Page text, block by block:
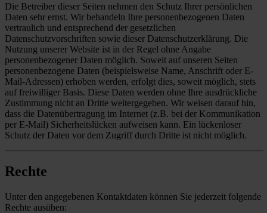
Die Betreiber dieser Seiten nehmen den Schutz Ihrer persönlichen
Daten sehr ernst. Wir behandeln Ihre personenbezogenen Daten
vertraulich und entsprechend der gesetzlichen
Datenschutzvorschriften sowie dieser Datenschutzerklärung. Die
Nutzung unserer Website ist in der Regel ohne Angabe
personenbezogener Daten möglich. Soweit auf unseren Seiten
personenbezogene Daten (beispielsweise Name, Anschrift oder E-
Mail-Adressen) erhoben werden, erfolgt dies, soweit möglich, stets
auf freiwilliger Basis. Diese Daten werden ohne Ihre ausdrückliche
Zustimmung nicht an Dritte weitergegeben. Wir weisen darauf hin,
dass die Datenübertragung im Internet (z.B. bei der Kommunikation
per E-Mail) Sicherheitslücken aufweisen kann. Ein lückenloser
Schutz der Daten vor dem Zugriff durch Dritte ist nicht möglich.
Rechte
Unter den angegebenen Kontaktdaten können Sie jederzeit folgende
Rechte ausüben: